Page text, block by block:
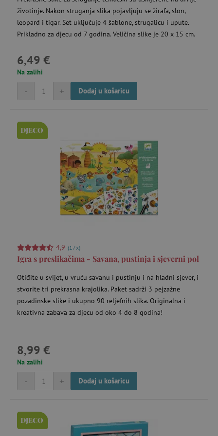
životinje. Nakon struganja slika pojavljuju se žirafa, slon,
leopard i tigar. Set uključuje 4 šablone, strugalicu i upute.
Prikladno za djecu od 7 godina. Veličina slike je 20 x 15 cm.
6,49 €
Na zalihi
+
- Dodaj u košaricu
DJECO
4,9 (17x)
Igra s preslikačima - Savana, pustinja i sjeverni pol
Otiđite u svijet, u vruću savanu i pustinju i na hladni sjever, i
stvorite tri prekrasna krajolika. Paket sadrži 3 pejzažne
pozadinske slike i ukupno 90 reljefnih slika. Originalna i
kreativna zabava za djecu od oko 4 do 8 godina!
8,99 €
Na zalihi
+
- Dodaj u košaricu
DJECO
npr. upis korisnika na stranici te uređivanje
računa. Internetsku stranicu ne možete
potrebnih kolačića.
featureFlagIdentifier
lastVisitedProduct
_lb_ccc
product_filter_remember
Googleovu politiku privatnosti